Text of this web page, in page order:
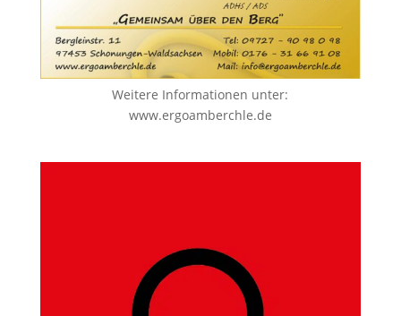
Weitere Informationen unter:
www.ergoamberchle.de